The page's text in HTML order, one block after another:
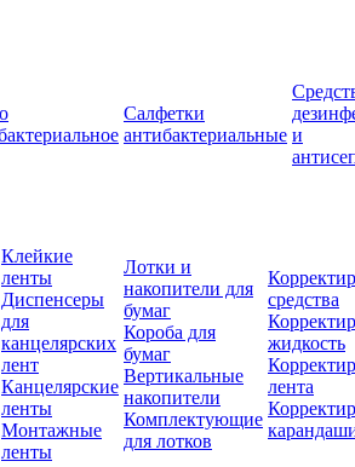
Салфетки
антибактериальные и
Клейкие
ленты
Диспенсеры
для
канцелярских
лент
Канцелярские
ленты
Монтажные
ленты
Лотки и
накопители для
бумаг
Короба для
бумаг
Вертикальные
накопители
Комплектующие
для лотков
средства
жидкость
лента